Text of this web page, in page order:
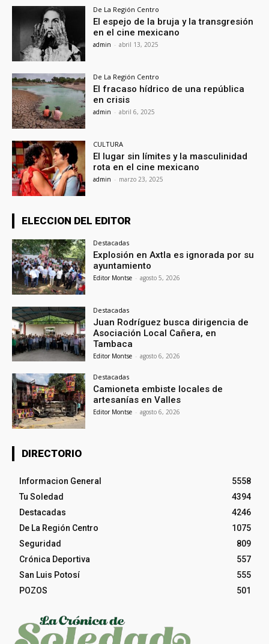
De La Región Centro
El espejo de la bruja y la transgresión
en el cine mexicano
admin - abril 13, 2025
De La Región Centro
El fracaso hídrico de una república
en crisis
admin - abril 6, 2025
CULTURA
El lugar sin límites y la masculinidad
rota en el cine mexicano
admin - marzo 23, 2025
ELECCION DEL EDITOR
Destacadas
Explosión en Axtla es ignorada por su
ayuntamiento
Editor Montse - agosto 5, 2026
Destacadas
Juan Rodríguez busca dirigencia de
Asociación Local Cañera, en
Tambaca
Editor Montse - agosto 6, 2026
Destacadas
Camioneta embiste locales de
artesanías en Valles
Editor Montse - agosto 6, 2026
DIRECTORIO
Informacion General
5558
Tu Soledad
4394
Destacadas
4246
De La Región Centro
1075
Seguridad
809
Crónica Deportiva
557
San Luis Potosí
555
POZOS
501